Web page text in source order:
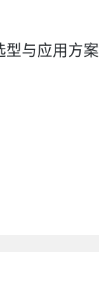
型与应用方案